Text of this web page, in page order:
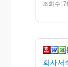
조회수:
회사서